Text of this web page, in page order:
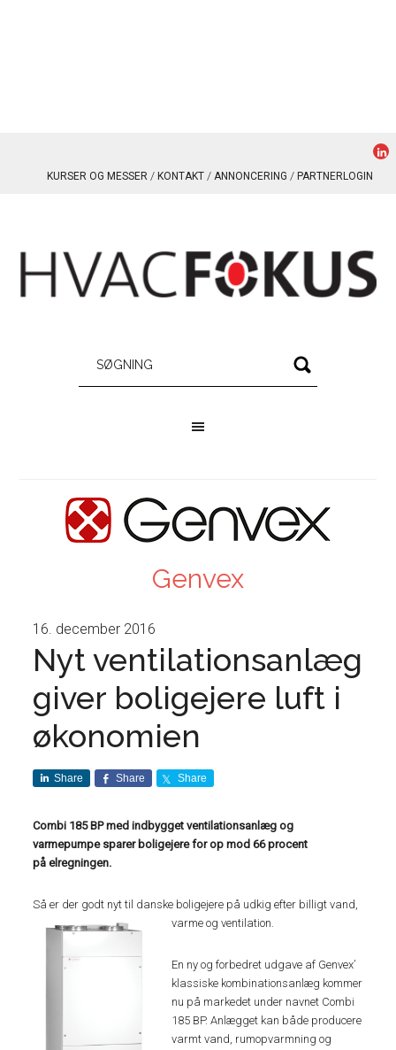
KURSER OG MESSER KONTAKT ANNONCERING PARTNERLOGIN
Genvex
16. december 2016
Nyt ventilationsanlæg
giver boligejere luft i
økonomien
Share Share Share
Combi 185 BP med indbygget ventilationsanlæg og
varmepumpe sparer boligejere for op mod 66 procent
på elregningen.
Så er der godt nyt til danske boligejere på udkig efter billigt vand,
varme og ventilation.
En ny og forbedret udgave af Genvex’
klassiske kombinationsanlæg kommer
nu på markedet under navnet Combi
185 BP. Anlægget kan både producere
varmt vand, rumopvarmning og